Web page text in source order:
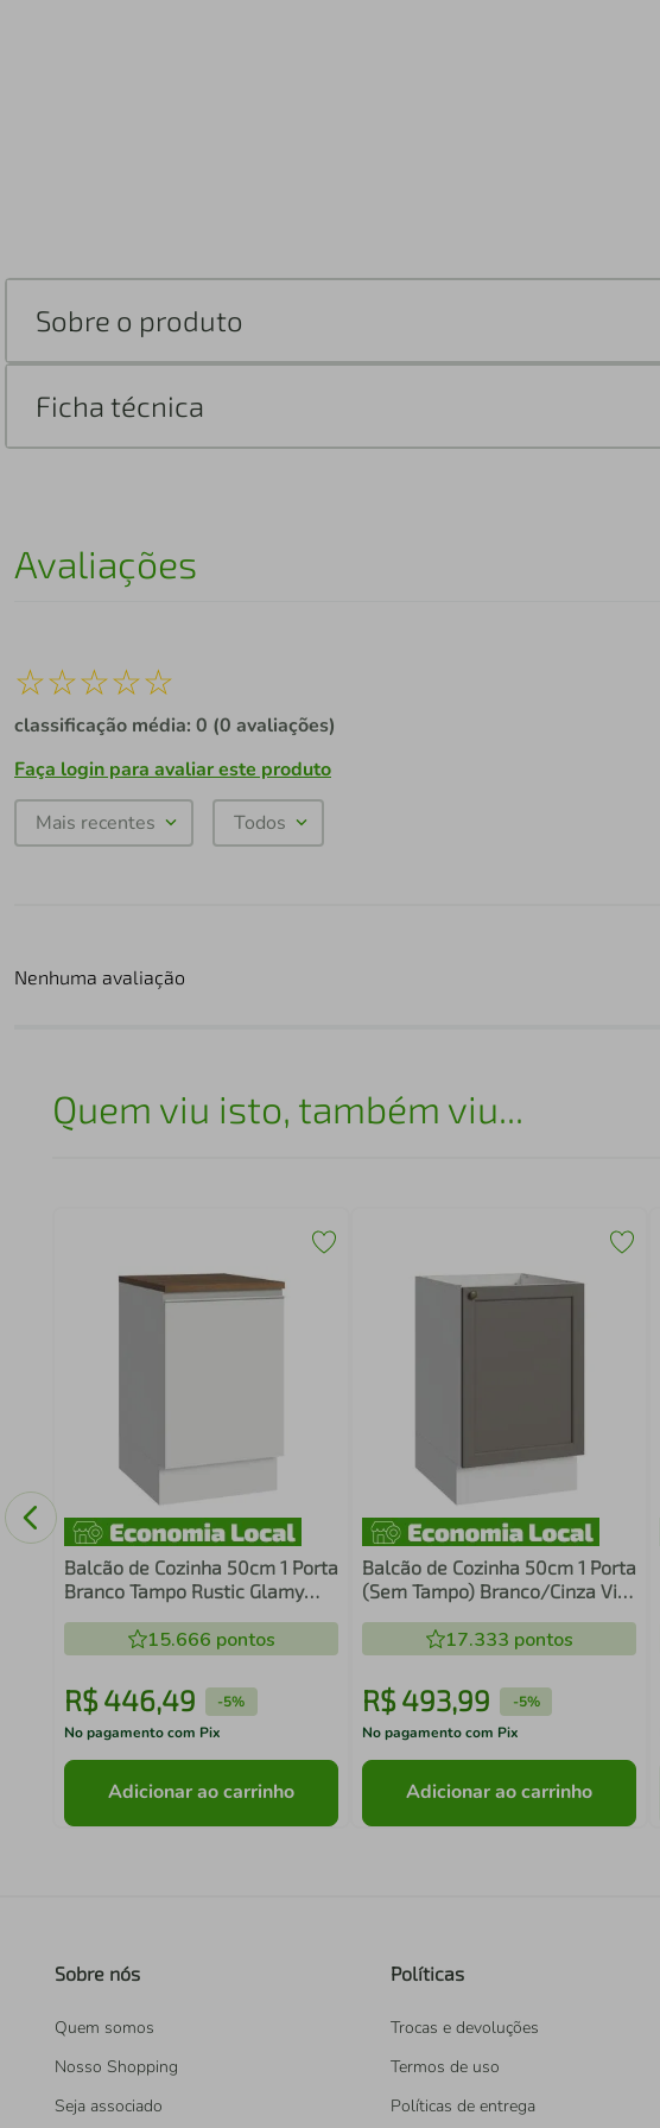
Sobre o produto
Ficha técnica
Avaliações
☆☆☆☆☆
classificação média: 0 (0 avaliações)
Faça login para avaliar este produto
Mais recentes Todos
Nenhuma avaliação
Quem viu isto, também viu...
Balcão de Cozinha 50cm 1 Porta
Branco Tampo Rustic Glamy
15.666 pontos
R$ 446,49 -5%
No pagamento com Pix
Adicionar ao carrinho
Balcão de Cozinha 50cm 1 Porta
(Sem Tampo) Branco/Cinza Vik
17.333 pontos
R$ 493,99 -5%
No pagamento com Pix
Adicionar ao carrinho
Sobre nós
Quem somos
Nosso Shopping
Seja associado
Políticas
Trocas e devoluções
Termos de uso
Políticas de entrega